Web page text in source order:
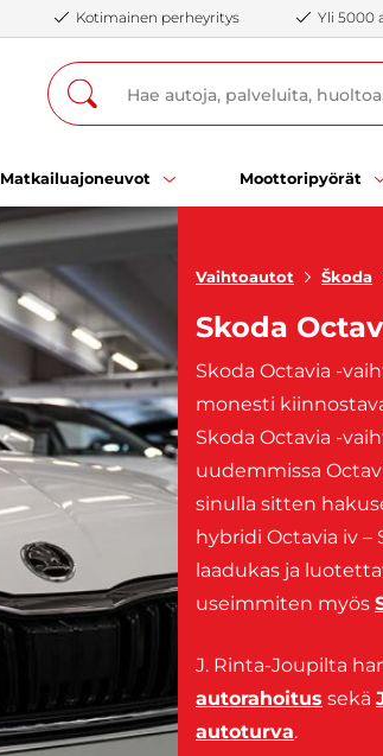
Kotimainen perheyritys Yli 5000
Matkailuajoneuvot Moottoripyörät
Vaihtoautot Škoda
Skoda
Skoda Octavia -
monesti
Skoda Octavia -
uudemmissa
sinulla sitten
hybridi Octavia iv –
laadukas ja
useimmiten myös
J. Rinta-Joupilta
autorahoitus sekä
autoturva.